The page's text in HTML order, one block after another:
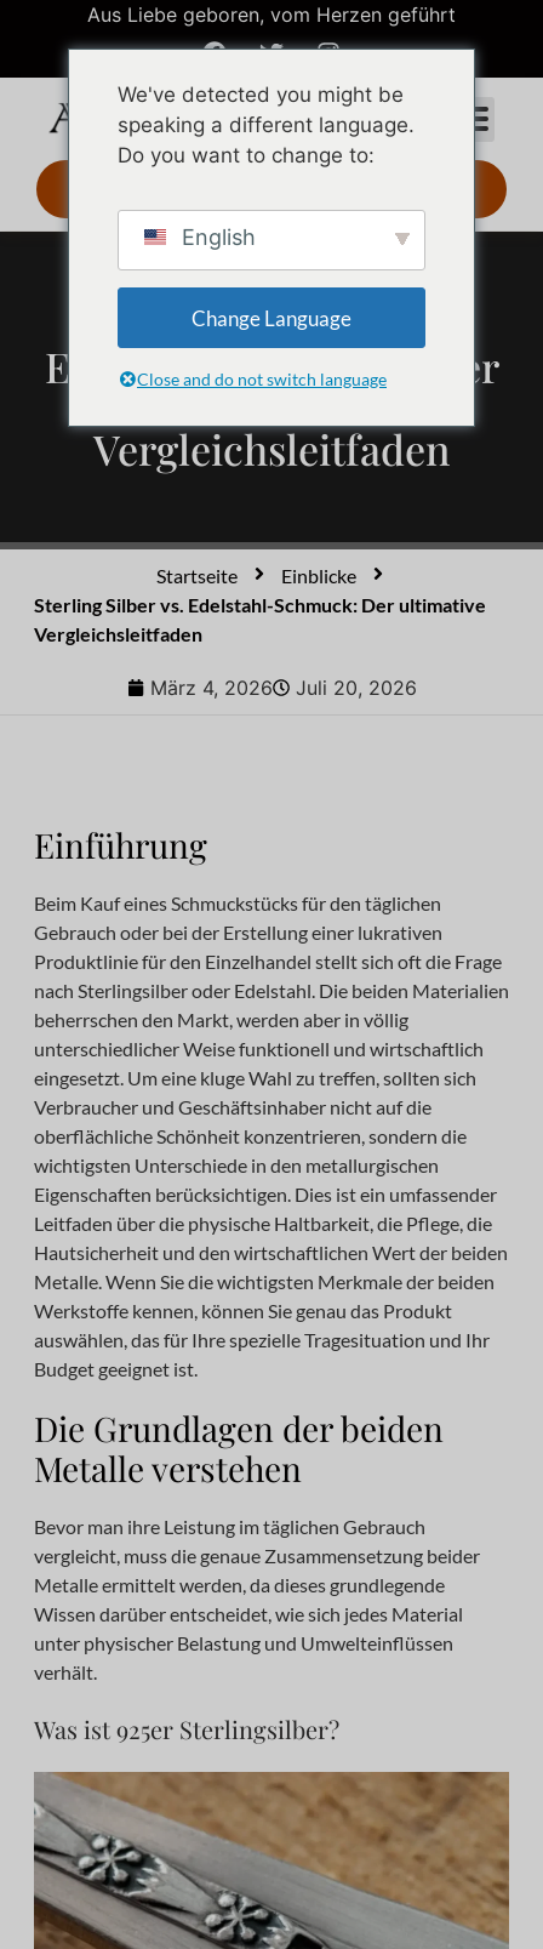
Aus Liebe geboren, vom Herzen geführt
Sterling Silber vs.
Edelstahl-Schmuck: Der
ultimative
Vergleichsleitfaden
Startseite
Einblicke
Sterling Silber vs. Edelstahl-Schmuck: Der ultimative
Vergleichsleitfaden
März 4, 2026 Juli 20, 2026
Einführung
Beim Kauf eines Schmuckstücks für den täglichen
Gebrauch oder bei der Erstellung einer lukrativen
Produktlinie für den Einzelhandel stellt sich oft die Frage
nach Sterlingsilber oder Edelstahl. Die beiden Materialien
beherrschen den Markt, werden aber in völlig
unterschiedlicher Weise funktionell und wirtschaftlich
eingesetzt. Um eine kluge Wahl zu treffen, sollten sich
Verbraucher und Geschäftsinhaber nicht auf die
oberflächliche Schönheit konzentrieren, sondern die
wichtigsten Unterschiede in den metallurgischen
Eigenschaften berücksichtigen. Dies ist ein umfassender
Leitfaden über die physische Haltbarkeit, die Pflege, die
Hautsicherheit und den wirtschaftlichen Wert der beiden
Metalle. Wenn Sie die wichtigsten Merkmale der beiden
Werkstoffe kennen, können Sie genau das Produkt
auswählen, das für Ihre spezielle Tragesituation und Ihr
Budget geeignet ist.
Die Grundlagen der beiden
Metalle verstehen
Bevor man ihre Leistung im täglichen Gebrauch
vergleicht, muss die genaue Zusammensetzung beider
Metalle ermittelt werden, da dieses grundlegende
Wissen darüber entscheidet, wie sich jedes Material
unter physischer Belastung und Umwelteinflüssen
verhält.
Was ist 925er Sterlingsilber?
We've detected you might be
speaking a different language.
Do you want to change to:
English
Change Language
Close and do not switch language